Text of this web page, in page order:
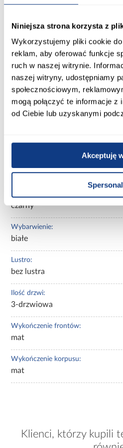
Niniejsza strona korzysta z
Wykorzystujemy pliki cookie
reklam, aby oferować funkcje
ruch w naszej witrynie.
naszej witryny, udostępniamy
społecznościowym,
mogą połączyć te informacje
od Ciebie lub uzyskanymi
Akceptuję
montażu.
Informacje
Szerokość [cm]:
150.00
Głębokość [cm]:
60.00
biały/czarny
czarny
Wybarwienie:
białe
Lustro:
bez lustra
Ilość drzwi:
3-drzwiowa
Wykończenie frontów:
mat
Wykończenie korpusu:
mat
Klienci, którzy kupili